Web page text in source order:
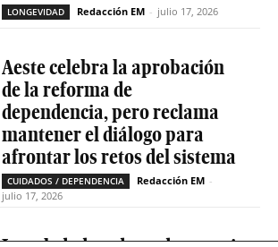
LONGEVIDAD Redacción EM - julio 17, 2026
Aeste celebra la aprobación
de la reforma de
dependencia, pero reclama
mantener el diálogo para
afrontar los retos del sistema
CUIDADOS / DEPENDENCIA Redacción EM -
julio 17, 2026